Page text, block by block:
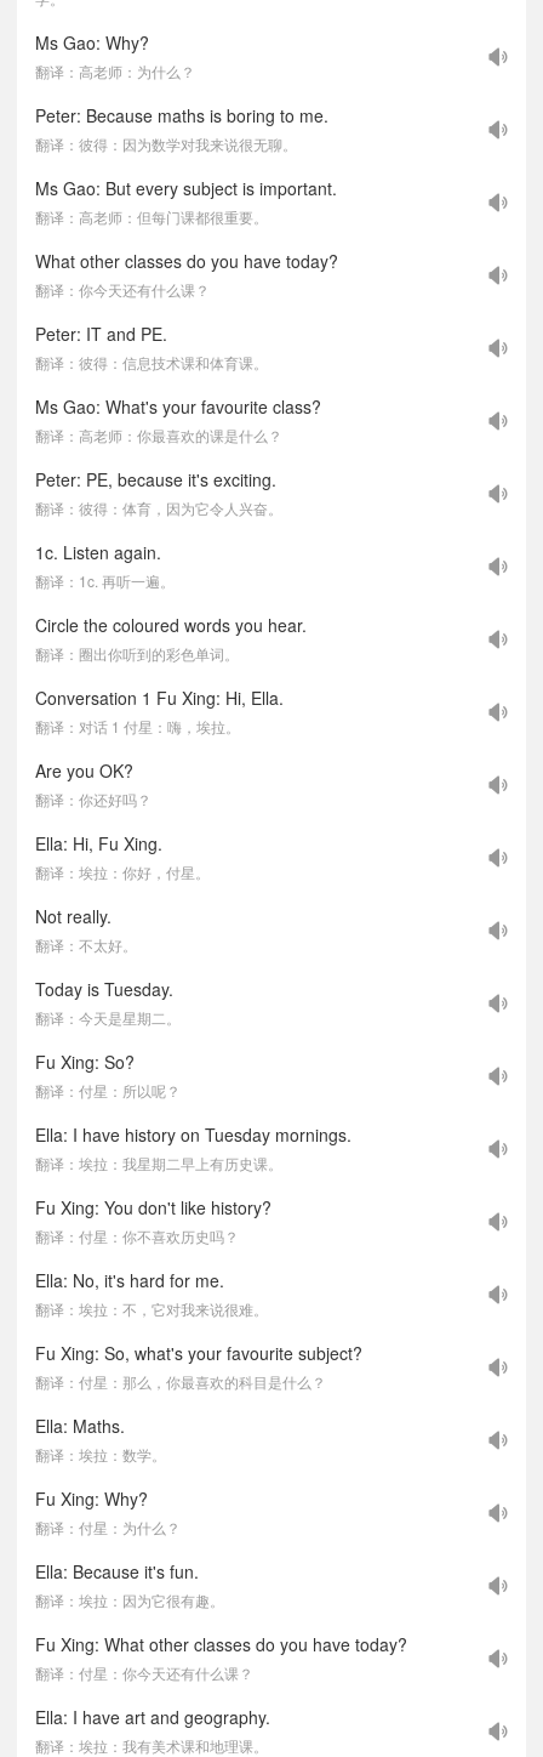
Ms Gao: Why?
翻译：高老师：为什么？
Peter: Because maths is boring to me.
翻译：彼得：因为数学对我来说很无聊。
Ms Gao: But every subject is important.
翻译：高老师：但每门课都很重要。
What other classes do you have today?
翻译：你今天还有什么课？
Peter: IT and PE.
翻译：彼得：信息技术课和体育课。
Ms Gao: What's your favourite class?
翻译：高老师：你最喜欢的课是什么？
Peter: PE, because it's exciting.
翻译：彼得：体育，因为它令人兴奋。
1c. Listen again.
翻译：1c. 再听一遍。
Circle the coloured words you hear.
翻译：圈出你听到的彩色单词。
Conversation 1 Fu Xing: Hi, Ella.
翻译：对话 1 付星：嗨，埃拉。
Are you OK?
翻译：你还好吗？
Ella: Hi, Fu Xing.
翻译：埃拉：你好，付星。
Not really.
翻译：不太好。
Today is Tuesday.
翻译：今天是星期二。
Fu Xing: So?
翻译：付星：所以呢？
Ella: I have history on Tuesday mornings.
翻译：埃拉：我星期二早上有历史课。
Fu Xing: You don't like history?
翻译：付星：你不喜欢历史吗？
Ella: No, it's hard for me.
翻译：埃拉：不，它对我来说很难。
Fu Xing: So, what's your favourite subject?
翻译：付星：那么，你最喜欢的科目是什么？
Ella: Maths.
翻译：埃拉：数学。
Fu Xing: Why?
翻译：付星：为什么？
Ella: Because it's fun.
翻译：埃拉：因为它很有趣。
Fu Xing: What other classes do you have today?
翻译：付星：你今天还有什么课？
Ella: I have art and geography.
翻译：埃拉：我有美术课和地理课。